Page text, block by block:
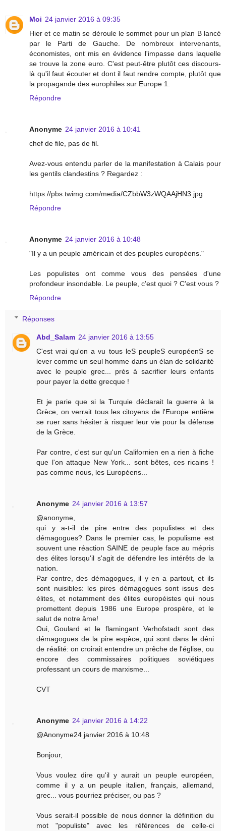
Moi 24 janvier 2016 à 09:35
Hier et ce matin se déroule le sommet pour un plan B lancé
par le Parti de Gauche. De nombreux intervenants,
économistes, ont mis en évidence l'impasse dans laquelle
se trouve la zone euro. C'est peut-être plutôt ces discours-
là qu'il faut écouter et dont il faut rendre compte, plutôt que
la propagande des europhiles sur Europe 1.
Répondre
Anonyme 24 janvier 2016 à 10:41
chef de file, pas de fil.
Avez-vous entendu parler de la manifestation à Calais pour
les gentils clandestins ? Regardez :
https://pbs.twimg.com/media/CZbbW3zWQAAjHN3.jpg
Répondre
Anonyme 24 janvier 2016 à 10:48
"Il y a un peuple américain et des peuples européens."
Les populistes ont comme vous des pensées d'une
profondeur insondable. Le peuple, c'est quoi ? C'est vous ?
Répondre
Réponses
Abd_Salam 24 janvier 2016 à 13:55
C'est vrai qu'on a vu tous leS peupleS européenS se
lever comme un seul homme dans un élan de solidarité
avec le peuple grec... près à sacrifier leurs enfants
pour payer la dette grecque !
Et je parie que si la Turquie déclarait la guerre à la
Grèce, on verrait tous les citoyens de l'Europe entière
se ruer sans hésiter à risquer leur vie pour la défense
de la Grèce.
Par contre, c'est sur qu'un Californien en a rien à fiche
que l'on attaque New York... sont bêtes, ces ricains !
pas comme nous, les Européens...
Anonyme 24 janvier 2016 à 13:57
@anonyme,
qui y a-t-il de pire entre des populistes et des
démagogues? Dans le premier cas, le populisme est
souvent une réaction SAINE de peuple face au mépris
des élites lorsqu'il s'agit de défendre les intérêts de la
nation.
Par contre, des démagogues, il y en a partout, et ils
sont nuisibles: les pires démagogues sont issus des
élites, et notamment des élites européistes qui nous
promettent depuis 1986 une Europe prospère, et le
salut de notre âme!
Oui, Goulard et le flamingant Verhofstadt sont des
démagogues de la pire espèce, qui sont dans le déni
de réalité: on croirait entendre un prêche de l'église, ou
encore des commissaires politiques soviétiques
professant un cours de marxisme...
CVT
Anonyme 24 janvier 2016 à 14:22
@Anonyme24 janvier 2016 à 10:48
Bonjour,
Vous voulez dire qu'il y aurait un peuple européen,
comme il y a un peuple italien, français, allemand,
grec... vous pourriez préciser, ou pas ?
Vous serait-il possible de nous donner la définition du
mot "populiste" avec les références de celle-ci